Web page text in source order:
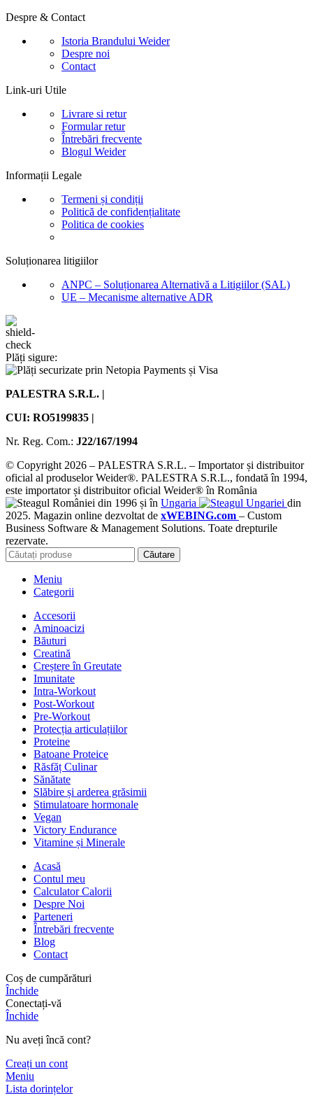
Despre & Contact
Istoria Brandului Weider
Despre noi
Contact
Link-uri Utile
Livrare si retur
Formular retur
Întrebări frecvente
Blogul Weider
Informații Legale
Termeni și condiții
Politică de confidențialitate
Politica de cookies
Soluționarea litigiilor
ANPC – Soluționarea Alternativă a Litigiilor (SAL)
UE – Mecanisme alternative ADR
Plăți sigure:
PALESTRA S.R.L. |
CUI: RO5199835 |
Nr. Reg. Com.: J22/167/1994
© Copyright 2026 – PALESTRA S.R.L. – Importator și distribuitor
oficial al produselor Weider®. PALESTRA S.R.L., fondată în 1994,
este importator și distribuitor oficial Weider® în România
din 1996 și în Ungaria
din
2025. Magazin online dezvoltat de xWEBING.com – Custom
Business Software & Management Solutions. Toate drepturile
rezervate.
Căutare
Meniu
Categorii
Accesorii
Aminoacizi
Băuturi
Creatină
Creștere în Greutate
Imunitate
Intra-Workout
Post-Workout
Pre-Workout
Protecția articulațiilor
Proteine
Batoane Proteice
Răsfăț Culinar
Sănătate
Slăbire și arderea grăsimii
Stimulatoare hormonale
Vegan
Victory Endurance
Vitamine și Minerale
Acasă
Contul meu
Calculator Calorii
Despre Noi
Parteneri
Întrebări frecvente
Blog
Contact
Coș de cumpărături
Închide
Conectați-vă
Închide
Nu aveți încă cont?
Creați un cont
Meniu
Lista dorințelor